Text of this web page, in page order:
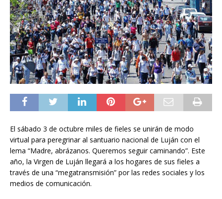
El sábado 3 de octubre miles de fieles se unirán de modo
virtual para peregrinar al santuario nacional de Luján con el
lema “Madre, abrázanos. Queremos seguir caminando”. Este
año, la Virgen de Luján llegará a los hogares de sus fieles a
través de una “megatransmisión” por las redes sociales y los
medios de comunicación.